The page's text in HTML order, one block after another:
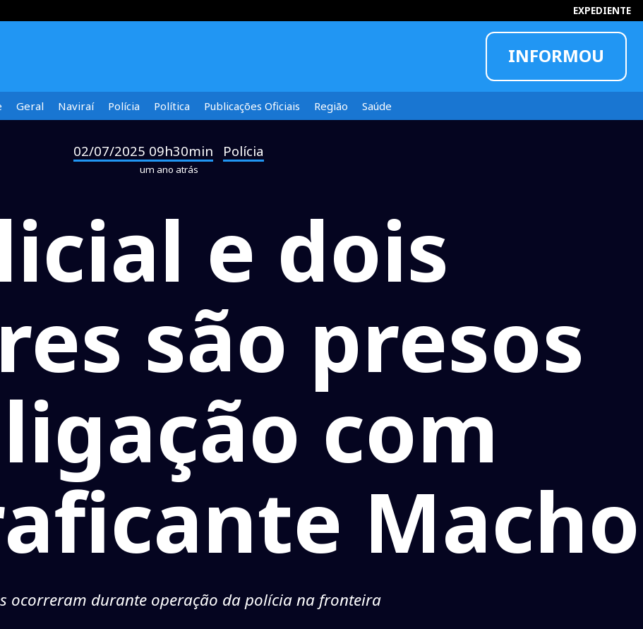
EXPEDIENTE
INFORMOU
Geral Naviraí Polícia Política Publicações Oficiais Região Saúde
02/07/2025 09h30min Polícia
um ano atrás
e dois
são presos
com
Macho
ocorreram durante operação da polícia na fronteira